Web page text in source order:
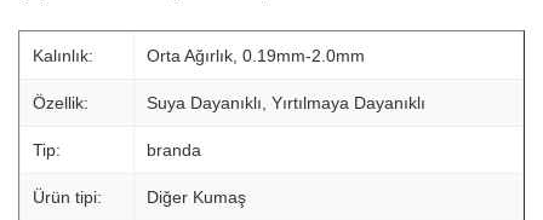
Kalınlık: Orta Ağırlık, 0.19mm-2.0mm
Özellik: Suya Dayanıklı, Yırtılmaya Dayanıklı
Tip: branda
Ürün tipi: Diğer Kumaş